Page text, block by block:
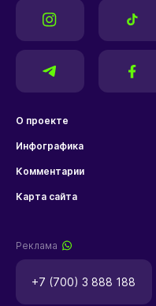
О проекте
Инфографика
Комментарии
Карта сайта
Реклама
+7 (700) 3 888 188